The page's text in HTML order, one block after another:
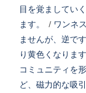
目を覚ましてい
ます。
/ ワンネ
ませんが、逆です
り黄色くなります
コミュニティを
ど、磁力的な吸